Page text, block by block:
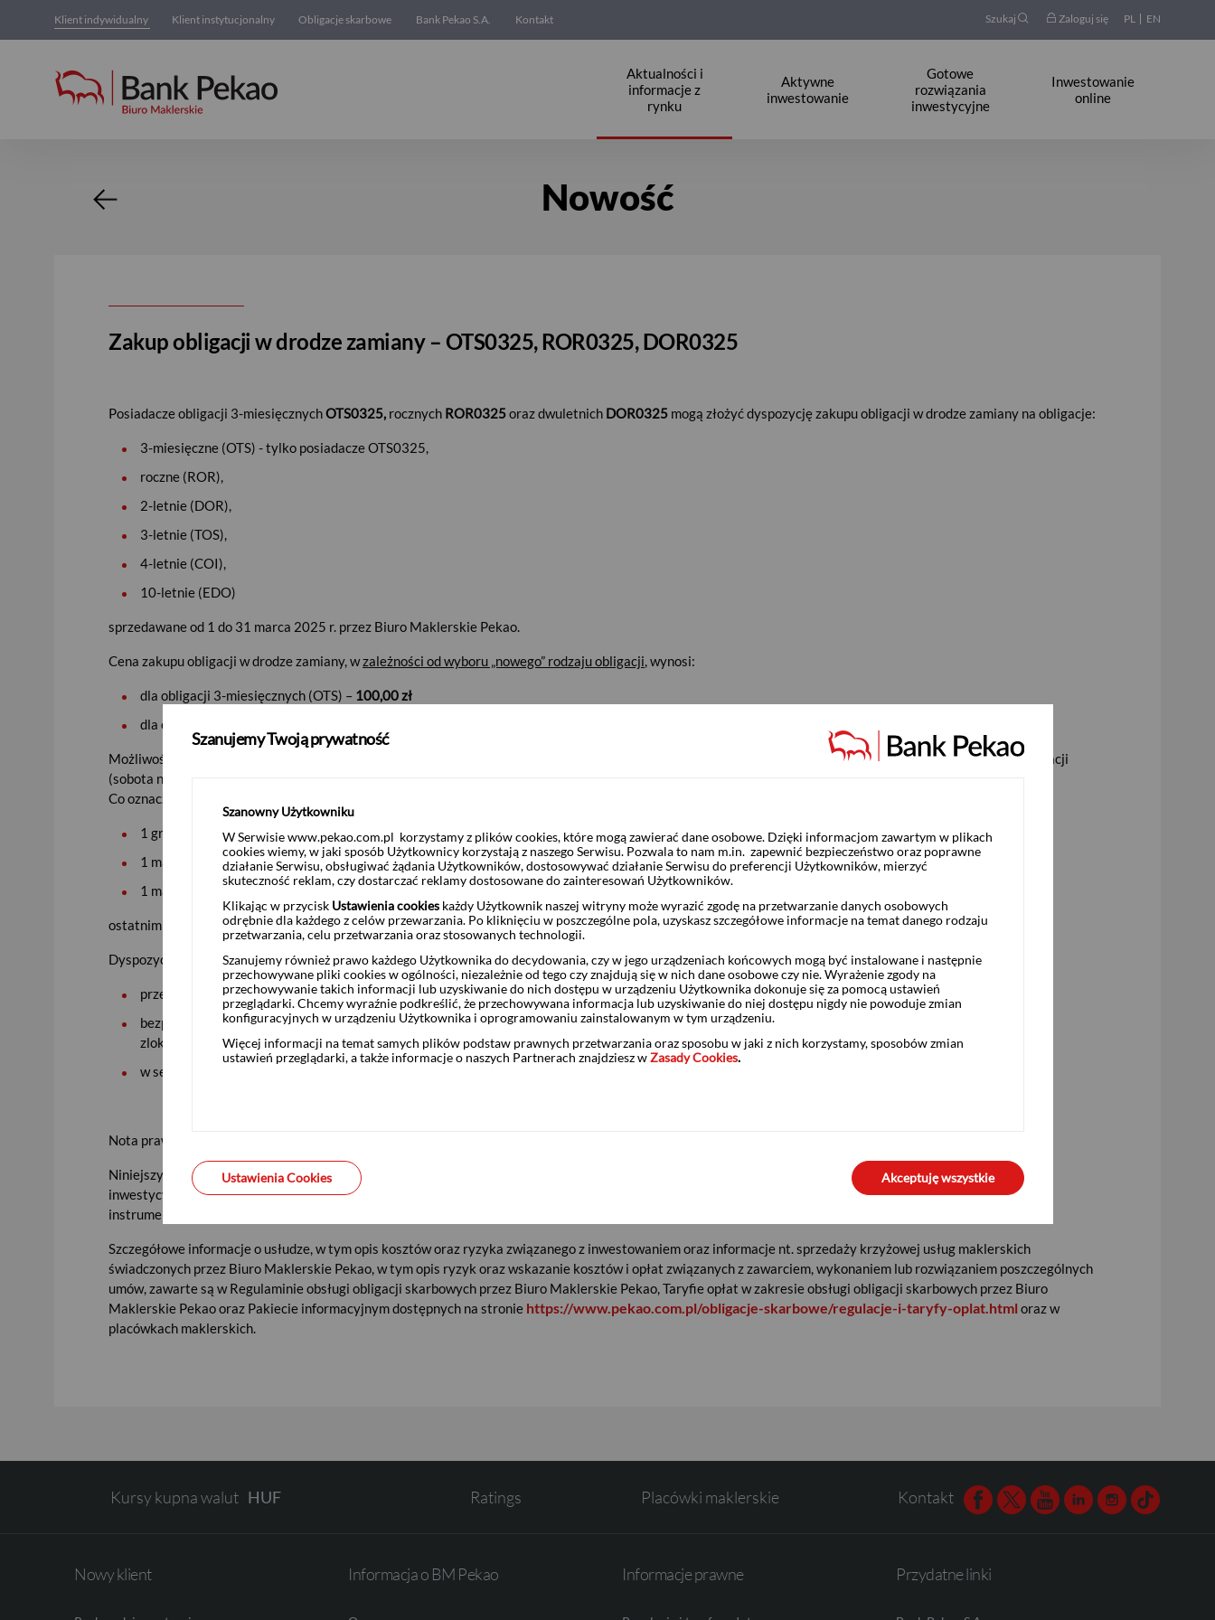
Klient indywidualny Klient instytucjonalny Obligacje skarbowe Bank Pekao S.A. Kontakt Szukaj Zaloguj się PL EN
Aktualności i
informacje z
rynku
Aktywne
inwestowanie
Gotowe
rozwiązania
inwestycyjne
Inwestowanie
online
Nowość Nowość
Zakup obligacji w drodze zamiany – OTS0325, ROR0325, DOR0325
Posiadacze obligacji 3-miesięcznychOTS0325, rocznych ROR0325oraz dwuletnich DOR0325 mogą złożyć dyspozycję zakupu obligacji w drodze zamiany na obligacje:
3-miesięczne (OTS) - tylko posiadacze OTS0325,
roczne (ROR),
2-letnie (DOR),
3-letnie (TOS),
4-letnie (COI),
10-letnie (EDO)
sprzedawane od 1 do 31 marca 2025 r. przez Biuro Maklerskie Pekao.
Cena zakupu obligacji w drodze zamiany, wzależności od wyboru „nowego” rodzaju obligacji, wynosi:
dla obligacji 3-miesięcznych (OTS) – 100,00 zł
dla obligacji rocznych (ROR), 2-letnich (DOR), 3-letnich (TOS), 4-letnich (COI) i 10-letnich (EDO) –
Możliwość składania dyspozycji zamiany rozpoczyna się
, a kończy trzeciego dnia roboczego poprzedzającego dzień wykupu posiadanych obligacji
(sobota nie jest dniem roboczym).
Co oznacza, że np. dla posiadaczy obligacji pierwszej transzy, czyli nabytych:
1 grudnia 2024 r. – w przypadku OTS0325
1 marca 2024 r. – w przypadku ROR0325
1 marca 2023 r. – w przypadku DOR0325
ostatnim dniem zakupu obligacji w drodze zamiany jest 26 lutego 2025 r.
Dyspozycje zakupu obligacji w drodze zamiany można składać:
przez Internet w Pekao24 i aplikacji PeoPay,
bezpośrednio w Punktach Sprzedaży Obligacji zlokalizowanych w Punktach Obsługi Klientów Biura Maklerskiego Pekao i Punktach Usług Maklerskich
zlokalizowanych w wybranych oddziałach Banku Pekao S.A,
w serwisach telefonicznych Biura Maklerskiego Pekao.
Nota prawna:
Niniejszy materiał ma charakter reklamowy i informacyjny. Nie stanowi oferty w rozumieniu ustawy z dnia 23 kwietnia 1964 r. Kodeks cywilny, ani doradztwa
inwestycyjnego, podatkowego, nie jest poradą ani rekomendacją. Informacje zawarte w niniejszym materiale nie mogą być traktowane jako propozycja nabycia
instrumentów finansowych. Szczegółowe informacje dotyczące produktu określone są w liście emisyjnym.
Szczegółowe informacje o usłudze, w tym opis kosztów oraz ryzyka związanego z inwestowaniem oraz informacje nt. sprzedaży krzyżowej usług maklerskich
świadczonych przez Biuro Maklerskie Pekao, w tym opis ryzyk oraz wskazanie kosztów i opłat związanych z zawarciem, wykonaniem lub rozwiązaniem poszczególnych
umów, zawarte są w Regulaminie obsługi obligacji skarbowych przez Biuro Maklerskie Pekao, Taryfie opłat w zakresie obsługi obligacji skarbowych przez Biuro
Maklerskie Pekao oraz Pakiecie informacyjnym dostępnych na stronie https://www.pekao.com.pl/obligacje-skarbowe/regulacje-i-taryfy-oplat.html oraz w
placówkach maklerskich.
Kursy kupna walut
USD
EUR
CHF
AED
HUF Ratings Placówki maklerskie Kontakt Facebook
TwitterYoutubeLinkedinInstagram
TikTok
Nowy klient Informacja o BM Pekao Informacje prawne Przydatne linki
Szanujemy Twoją prywatność
Szanowny Użytkowniku
W Serwisie www.pekao.com.pl korzystamy z plików cookies, które mogą zawierać dane osobowe. Dzięki informacjom zawartym w plikach
cookies wiemy, w jaki sposób Użytkownicy korzystają z naszego Serwisu. Pozwala to nam m.in. zapewnić bezpieczeństwo oraz poprawne
działanie Serwisu, obsługiwać żądania Użytkowników, dostosowywać działanie Serwisu do preferencji Użytkowników, mierzyć
skuteczność reklam, czy dostarczać reklamy dostosowane do zainteresowań Użytkowników.
Klikając w przycisk Ustawienia cookies każdy Użytkownik naszej witryny może wyrazić zgodę na przetwarzanie danych osobowych
odrębnie dla każdego z celów przewarzania. Po kliknięciu w poszczególne pola, uzyskasz szczegółowe informacje na temat danego rodzaju
przetwarzania, celu przetwarzania oraz stosowanych technologii.
Szanujemy również prawo każdego Użytkownika do decydowania, czy w jego urządzeniach końcowych mogą być instalowane i następnie
przechowywane pliki cookies w ogólności, niezależnie od tego czy znajdują się w nich dane osobowe czy nie. Wyrażenie zgody na
przechowywanie takich informacji lub uzyskiwanie do nich dostępu w urządzeniu Użytkownika dokonuje się za pomocą ustawień
przeglądarki. Chcemy wyraźnie podkreślić, że przechowywana informacja lub uzyskiwanie do niej dostępu nigdy nie powoduje zmian
konfiguracyjnych w urządzeniu Użytkownika i oprogramowaniu zainstalowanym w tym urządzeniu.
Więcej informacji na temat samych plików podstaw prawnych przetwarzania oraz sposobu w jaki z nich korzystamy, sposobów zmian
ustawień przeglądarki, a także informacje o naszych Partnerach znajdziesz wZasady Cookies.
Ustawienia Cookies Akceptuję wszystkie